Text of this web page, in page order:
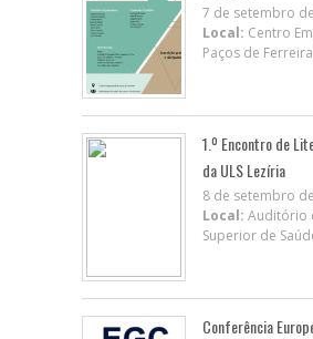
7 de setembro
Local: Centro
Paços de Ferreira
1.º Encontro de
da ULS Lezíria
8 de setembro
Local: Auditório
Superior de
Conferência